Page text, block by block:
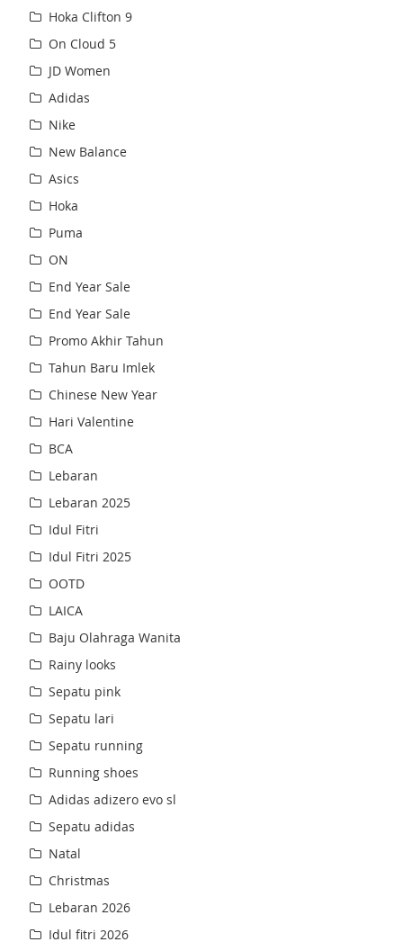
Hoka Clifton 9
On Cloud 5
JD Women
Adidas
Nike
New Balance
Asics
Hoka
Puma
ON
End Year Sale
End Year Sale
Promo Akhir Tahun
Tahun Baru Imlek
Chinese New Year
Hari Valentine
BCA
Lebaran
Lebaran 2025
Idul Fitri
Idul Fitri 2025
OOTD
LAICA
Baju Olahraga Wanita
Rainy looks
Sepatu pink
Sepatu lari
Sepatu running
Running shoes
Adidas adizero evo sl
Sepatu adidas
Natal
Christmas
Lebaran 2026
Idul fitri 2026